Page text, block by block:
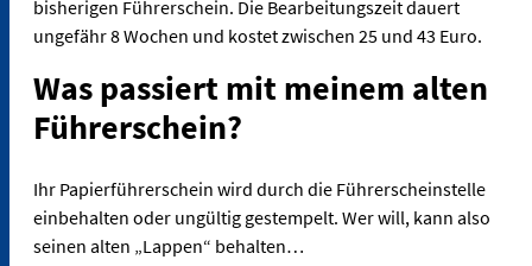
bisherigen Führerschein. Die Bearbeitungszeit dauert
ungefähr 8 Wochen und kostet zwischen 25 und 43 Euro.
Was passiert mit meinem alten
Führerschein?
Ihr Papierführerschein wird durch die Führerscheinstelle
einbehalten oder ungültig gestempelt. Wer will, kann also
seinen alten „Lappen“ behalten…